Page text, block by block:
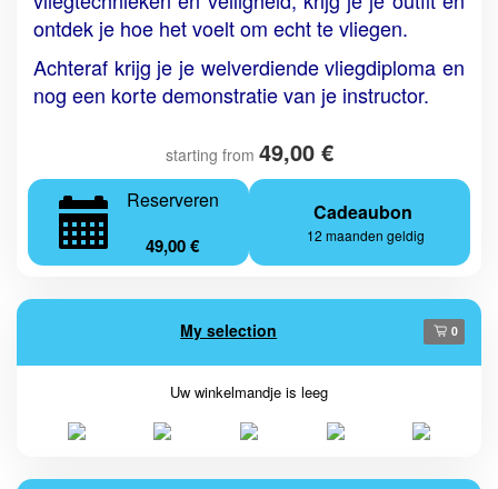
ontdek je hoe het voelt om echt te vliegen.
Achteraf krijg je je welverdiende vliegdiploma en
nog een korte demonstratie van je instructor.
starting from 49,00 €
Reserveren
49,00 €
Cadeaubon
12 maanden geldig
My selection 0
Uw winkelmandje is leeg